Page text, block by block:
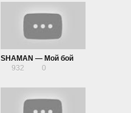
SHAMAN — Мой бой
932
0